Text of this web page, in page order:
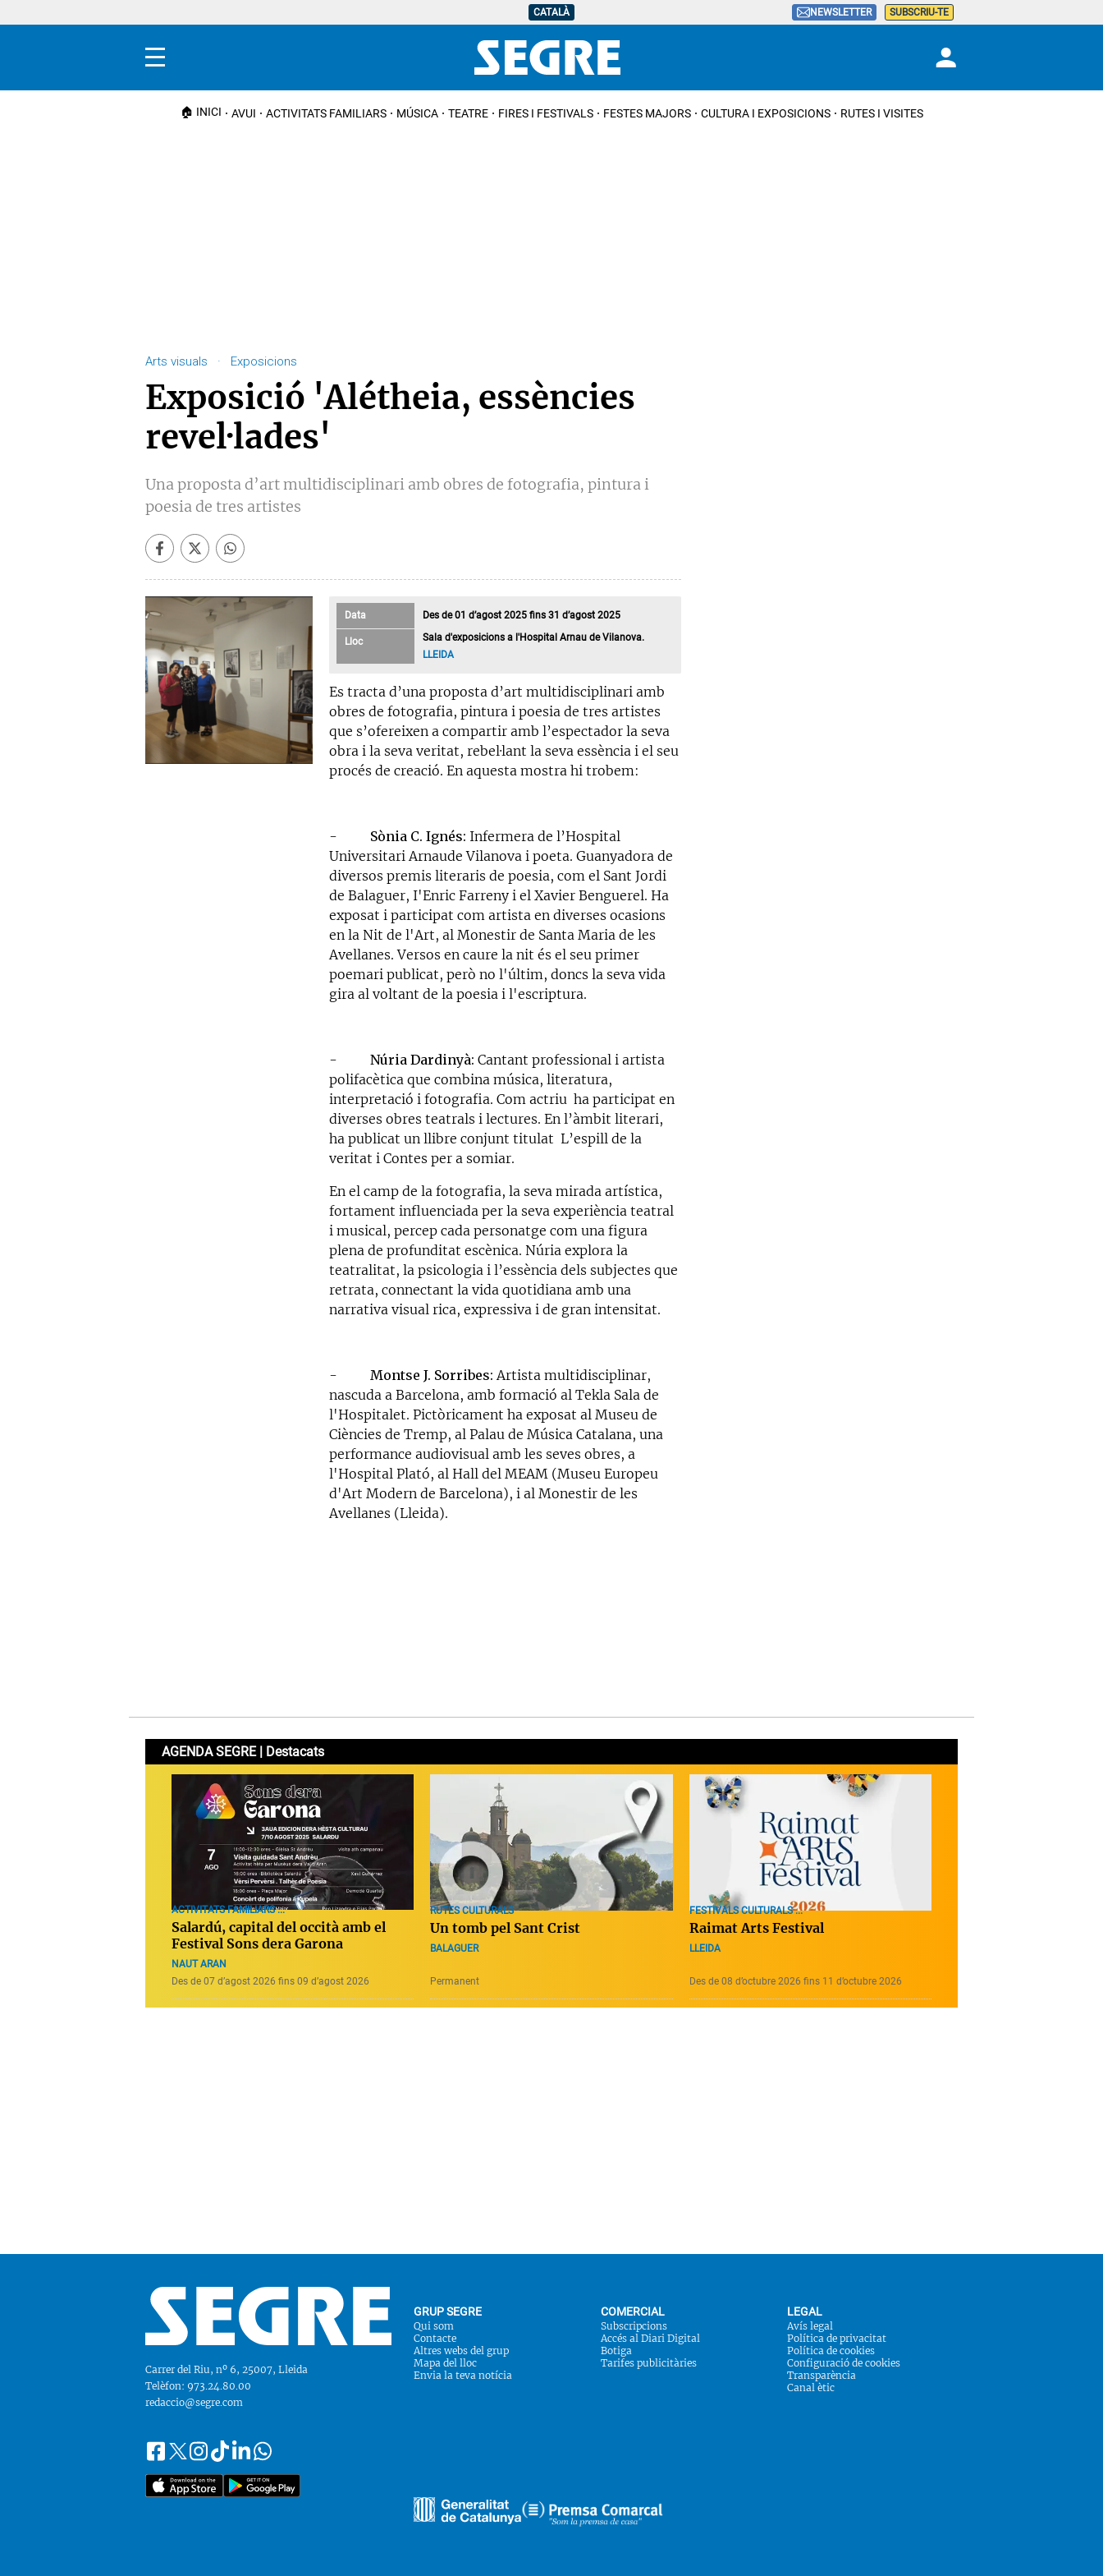
CATALÀ NEWSLETTER SUBSCRIU-TE
Menú
🏠 INICI AVUI ACTIVITATS FAMILIARS MÚSICA TEATRE FIRES I FESTIVALS FESTES MAJORS CULTURA I EXPOSICIONS RUTES I VISITES
Arts visuals · Exposicions
Exposició 'Alétheia, essències
revel·lades'
Una proposta d’art multidisciplinari amb obres de fotografia, pintura i
poesia de tres artistes
Data Des de 01 d’agost 2025 fins 31 d’agost 2025
Lloc
Sala d'exposicions a l'Hospital Arnau de Vilanova.
LLEIDA
Es tracta d’una proposta d’art multidisciplinari amb
obres de fotografia, pintura i poesia de tres artistes
que s’ofereixen a compartir amb l’espectador la seva
obra i la seva veritat, rebel·lant la seva essència i el seu
procés de creació. En aquesta mostra hi trobem:
- Sònia C. Ignés: Infermera de l’Hospital
Universitari Arnaude Vilanova i poeta. Guanyadora de
diversos premis literaris de poesia, com el Sant Jordi
de Balaguer, I'Enric Farreny i el Xavier Benguerel. Ha
exposat i participat com artista en diverses ocasions
en la Nit de l'Art, al Monestir de Santa Maria de les
Avellanes. Versos en caure la nit és el seu primer
poemari publicat, però no l'últim, doncs la seva vida
gira al voltant de la poesia i l'escriptura.
-Núria Dardinyà: Cantant professional i artista
polifacètica que combina música, literatura,
interpretació i fotografia. Com actriu ha participat en
diverses obres teatrals i lectures. En l’àmbit literari,
ha publicat un llibre conjunt titulat L’espill de la
veritat i Contes per a somiar.
En el camp de la fotografia, la seva mirada artística,
fortament influenciada per la seva experiència teatral
i musical, percep cada personatge com una figura
plena de profunditat escènica. Núria explora la
teatralitat, la psicologia i l’essència dels subjectes que
retrata, connectant la vida quotidiana amb una
narrativa visual rica, expressiva i de gran intensitat.
- Montse J. Sorribes: Artista multidisciplinar,
nascuda a Barcelona, amb formació al Tekla Sala de
l'Hospitalet. Pictòricament ha exposat al Museu de
Ciències de Tremp, al Palau de Música Catalana, una
performance audiovisual amb les seves obres, a
l'Hospital Plató, al Hall del MEAM (Museu Europeu
d'Art Modern de Barcelona), i al Monestir de les
Avellanes (Lleida).
AGENDA SEGRE | Destacats
ACTIVITATS FAMILIARS ...
Salardú, capital del occità amb el
Festival Sons dera Garona
NAUT ARAN
Des de 07 d’agost 2026 fins 09 d’agost 2026
RUTES CULTURALS
Un tomb pel Sant Crist
BALAGUER
Permanent
FESTIVALS CULTURALS ...
Raimat Arts Festival
LLEIDA
Des de 08 d’octubre 2026 fins 11 d’octubre 2026
Carrer del Riu, nº 6, 25007, Lleida
Telèfon: 973.24.80.00
redaccio@segre.com
Segueix-
nos
a::
FacebookInstagram
TiktokLinkedin
Whatsapp
GRUP SEGRE
Qui som
Contacte
Altres webs del grup
Mapa del lloc
Envia la teva notícia
COMERCIAL
Subscripcions
Accés al Diari Digital
Botiga
Tarifes publicitàries
LEGAL
Avís legal
Política de privacitat
Política de cookies
Configuració de cookies
Transparència
Canal ètic